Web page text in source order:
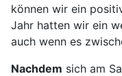
können wir ein
Jahr hatten wir ein
auch wenn es
Nachdem sich am